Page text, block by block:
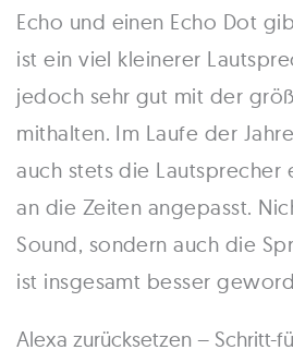
Echo und einen Echo Dot
ist ein viel kleinerer
jedoch sehr gut mit der
mithalten. Im Laufe der
auch stets die Lautsprecher
an die Zeiten angepasst.
Sound, sondern auch die
ist insgesamt besser
Alexa zurücksetzen – Schritt-